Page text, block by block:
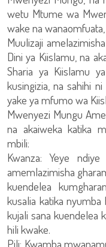
wetu Mtume wa
wake na
Muulizaji
Dini ya Kiislamu, na
Sharia ya Kiislamu
kusingizia, na sahihi
yake ya mfumo wa
Mwenyezi Mungu
na akaiweka katika
mbili:
Kwanza: Yeye ndiye
amemlazimisha
kuendelea
kusalia katika
kujali sana kuendelea
hili kwake.
Pili: Kwamba